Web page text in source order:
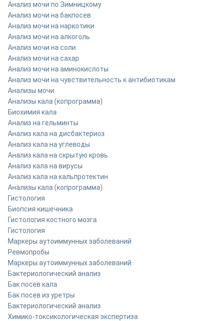
Анализ мочи по Зимницкому
Анализ мочи на бакпосев
Анализ мочи на наркотики
Анализ мочи на алкоголь
Анализ мочи на соли
Анализ мочи на сахар
Анализ мочи на аминокислоты
Анализ мочи на чувствительность к антибиотикам
Анализы мочи
Анализы кала (копрограмма)
Биохимия кала
Анализ на гельминты
Анализ кала на дисбактериоз
Анализ кала на углеводы
Анализ кала на скрытую кровь
Анализ кала на вирусы
Анализ кала на кальпротектин
Анализы кала (копрограмма)
Гистология
Биопсия кишечника
Гистология костного мозга
Гистология
Маркеры аутоиммунных заболеваний
Ревмопробы
Маркеры аутоиммунных заболеваний
Бактериологический анализ
Бак посев кала
Бак посев из уретры
Бактериологический анализ
Химико-токсикологическая экспертиза